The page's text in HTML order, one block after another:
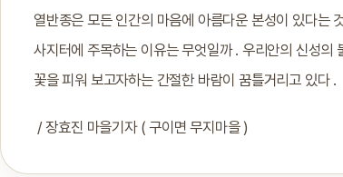
열반종은 모든 인간의 마음에 아름다운 본성이 있다는
사지터에 주목하는 이유는 무엇일까 . 우리안의 신성의
꽃을 피워 보고자하는 간절한 바람이 꿈틀거리고 있다 .
/ 장효진 마을기자 ( 구이면 무지마을 )